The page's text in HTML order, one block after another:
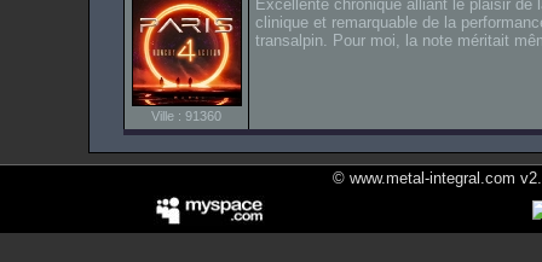
Ville : 91360
Excellente chronique alliant le plaisir de
clinique et remarquable de la
transalpin. Pour moi, la note méritait
© www.metal-integral.com